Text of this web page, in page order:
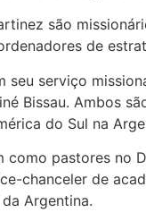
são
de
seu serviço
Bissau. Ambos
do Sul na
como pastores no
chanceler de
Argentina.